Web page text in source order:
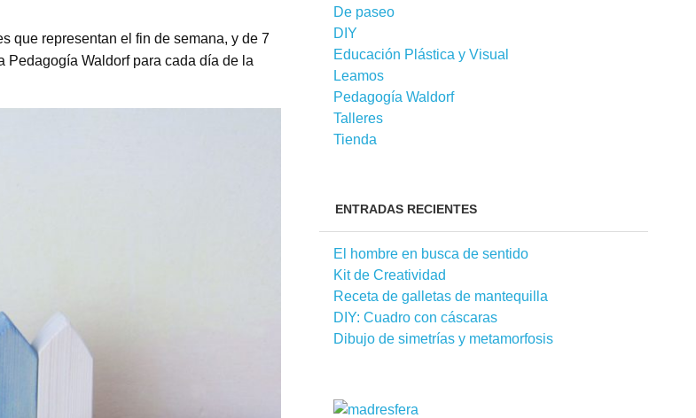
que representan el fin de semana, y de 7
Pedagogía Waldorf para cada día de la
De paseo
DIY
Educación Plástica y Visual
Leamos
Pedagogía Waldorf
Talleres
Tienda
ENTRADAS RECIENTES
El hombre en busca de sentido
Kit de Creatividad
Receta de galletas de mantequilla
DIY: Cuadro con cáscaras
Dibujo de simetrías y metamorfosis